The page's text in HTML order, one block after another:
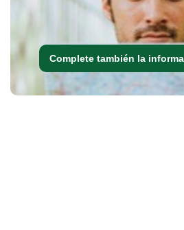
Complete también la